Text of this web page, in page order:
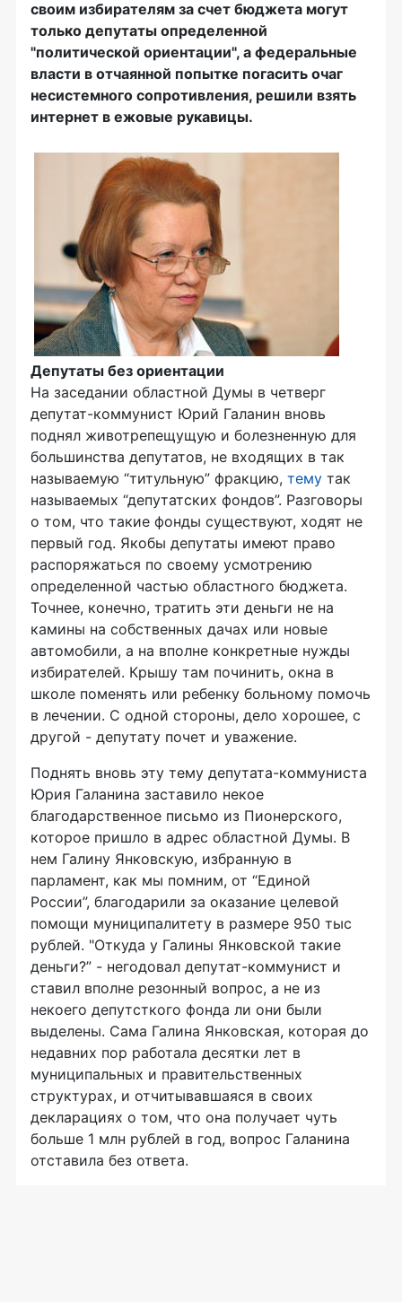
своим избирателям за счет бюджета могут
только депутаты определенной
"политической ориентации", а федеральные
власти в отчаянной попытке погасить очаг
несистемного сопротивления, решили взять
интернет в ежовые рукавицы.
Депутаты без ориентации
На заседании областной Думы в четверг
депутат-коммунист Юрий Галанин вновь
поднял животрепещущую и болезненную для
большинства депутатов, не входящих в так
называемую “титульную” фракцию, тему так
называемых “депутатских фондов”. Разговоры
о том, что такие фонды существуют, ходят не
первый год. Якобы депутаты имеют право
распоряжаться по своему усмотрению
определенной частью областного бюджета.
Точнее, конечно, тратить эти деньги не на
камины на собственных дачах или новые
автомобили, а на вполне конкретные нужды
избирателей. Крышу там починить, окна в
школе поменять или ребенку больному помочь
в лечении. С одной стороны, дело хорошее, с
другой - депутату почет и уважение.
Поднять вновь эту тему депутата-коммуниста
Юрия Галанина заставило некое
благодарственное письмо из Пионерского,
которое пришло в адрес областной Думы. В
нем Галину Янковскую, избранную в
парламент, как мы помним, от “Единой
России”, благодарили за оказание целевой
помощи муниципалитету в размере 950 тыс
рублей. "Откуда у Галины Янковской такие
деньги?” - негодовал депутат-коммунист и
ставил вполне резонный вопрос, а не из
некоего депутсткого фонда ли они были
выделены. Сама Галина Янковская, которая до
недавних пор работала десятки лет в
муниципальных и правительственных
структурах, и отчитывавшаяся в своих
декларациях о том, что она получает чуть
больше 1 млн рублей в год, вопрос Галанина
отставила без ответа.